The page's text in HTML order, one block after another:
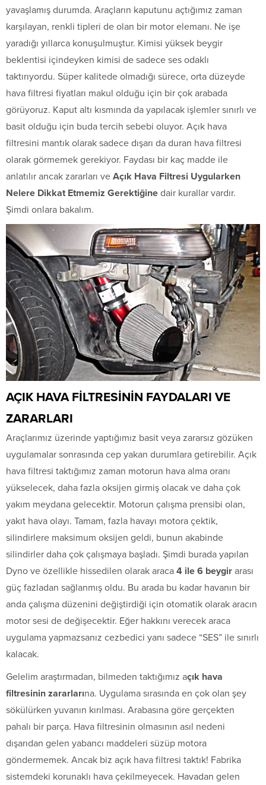
yavaşlamış durumda. Araçların kaputunu açtığımız zaman
karşılayan, renkli tipleri de olan bir motor elemanı. Ne işe
yaradığı yıllarca konuşulmuştur. Kimisi yüksek beygir
beklentisi içindeyken kimisi de sadece ses odaklı
taktırıyordu. Süper kalitede olmadığı sürece, orta düzeyde
hava filtresi fiyatları makul olduğu için bir çok arabada
görüyoruz. Kaput altı kısmında da yapılacak işlemler sınırlı ve
basit olduğu için buda tercih sebebi oluyor. Açık hava
filtresini mantık olarak sadece dışarı da duran hava filtresi
olarak görmemek gerekiyor. Faydası bir kaç madde ile
anlatılır ancak zararları ve Açık Hava Filtresi Uygularken
Nelere Dikkat Etmemiz Gerektiğine dair kurallar vardır.
Şimdi onlara bakalım.
AÇIK HAVA FİLTRESİNİN FAYDALARI VE
ZARARLARI
Araçlarımız üzerinde yaptığımız basit veya zararsız gözüken
uygulamalar sonrasında cep yakan durumlara getirebilir. Açık
hava filtresi taktığımız zaman motorun hava alma oranı
yükselecek, daha fazla oksijen girmiş olacak ve daha çok
yakım meydana gelecektir. Motorun çalışma prensibi olan,
yakıt hava olayı. Tamam, fazla havayı motora çektik,
silindirlere maksimum oksijen geldi, bunun akabinde
silindirler daha çok çalışmaya başladı. Şimdi burada yapılan
Dyno ve özellikle hissedilen olarak araca 4 ile 6 beygir arası
güç fazladan sağlanmış oldu. Bu arada bu kadar havanın bir
anda çalışma düzenini değiştirdiği için otomatik olarak aracın
motor sesi de değişecektir. Eğer hakkını verecek araca
uygulama yapmazsanız cezbedici yanı sadece “SES” ile sınırlı
kalacak.
Gelelim araştırmadan, bilmeden taktığımız açık hava
filtresinin zararlarına. Uygulama sırasında en çok olan şey
sökülürken yuvanın kırılması. Arabasına göre gerçekten
pahalı bir parça. Hava filtresinin olmasının asıl nedeni
dışarıdan gelen yabancı maddeleri süzüp motora
göndermemek. Ancak biz açık hava filtresi taktık! Fabrika
sistemdeki korunaklı hava çekilmeyecek. Havadan gelen